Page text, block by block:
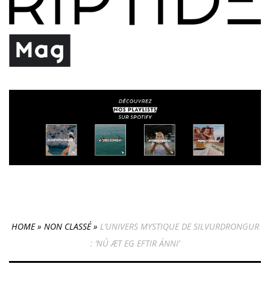
HOME» NON CLASSÉ» L’UNIVERS MYSTIQUE DE SILVURDRONGUR
: ‘NÚ ÆT EG EFTIR ÁNNI’